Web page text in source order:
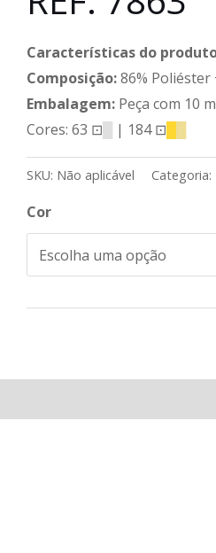
Características do
Composição:86% Poliéster
Embalagem: Peça com 10
Cores: 63 ⊡
| 184 ⊡
SKU: Não aplicável Categoria:
Cor